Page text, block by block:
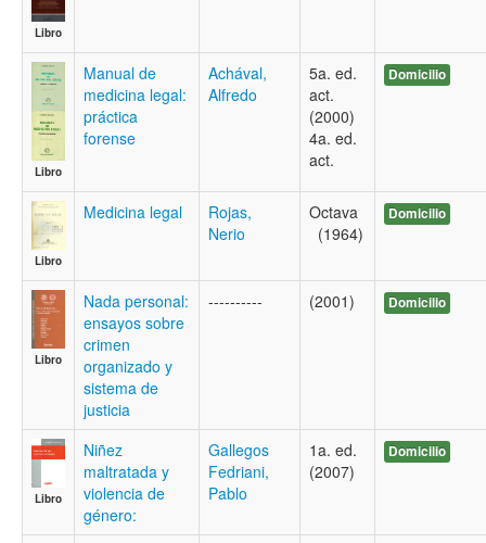
Libro
Libro
Manual de
medicina legal:
práctica
forense
Achával,
Alfredo
5a. ed.
act.
(2000)
4a. ed.
act.
Domicilio
Libro
Medicina legal
Rojas,
Nerio
Octava
(1964)
Domicilio
Libro
Nada personal:
ensayos sobre
crimen
organizado y
sistema de
justicia
---------- (2001) Domicilio
Libro
Niñez
maltratada y
violencia de
género:
Gallegos
Fedriani,
Pablo
1a. ed.
(2007)
Domicilio